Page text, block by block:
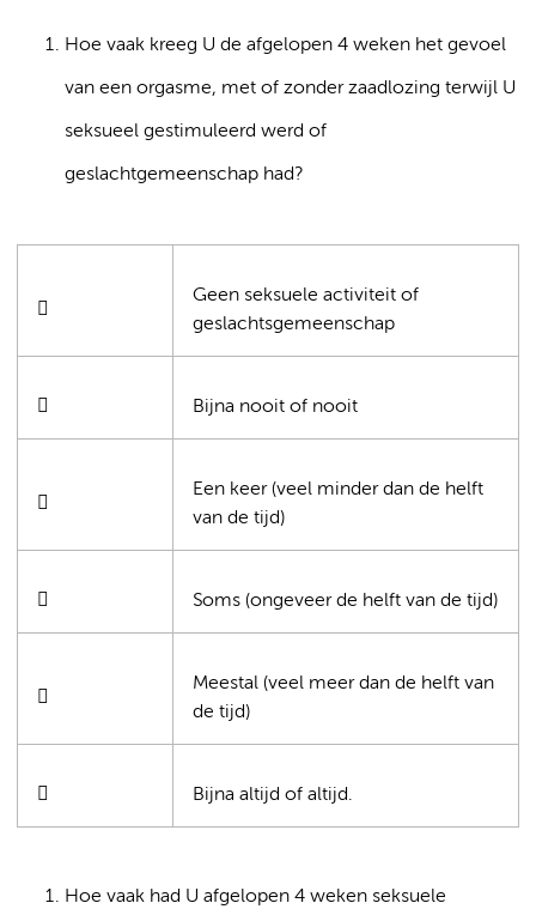
Hoe vaak kreeg U de afgelopen 4 weken het gevoel
van een orgasme, met of zonder zaadlozing terwijl U
seksueel gestimuleerd werd of
geslachtgemeenschap had?

Geen seksuele activiteit of
geslachtsgemeenschap
 Bijna nooit of nooit

Een keer (veel minder dan de helft
van de tijd)
 Soms (ongeveer de helft van de tijd)

Meestal (veel meer dan de helft van
de tijd)
 Bijna altijd of altijd.
Hoe vaak had U afgelopen 4 weken seksuele